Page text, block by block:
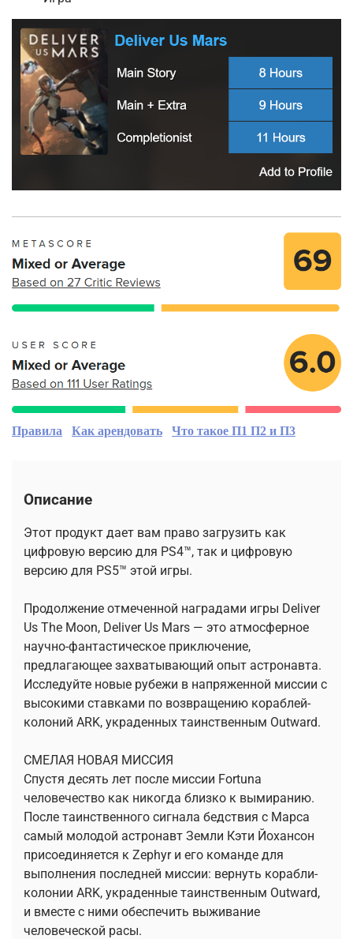
Правила Как арендовать Что такое П1 П2 и П3
Описание
Этот продукт дает вам право загрузить как
цифровую версию для PS4™, так и цифровую
версию для PS5™ этой игры.
Продолжение отмеченной наградами игры Deliver
Us The Moon, Deliver Us Mars — это атмосферное
научно-фантастическое приключение,
предлагающее захватывающий опыт астронавта.
Исследуйте новые рубежи в напряженной миссии с
высокими ставками по возвращению кораблей-
колоний ARK, украденных таинственным Outward.
СМЕЛАЯ НОВАЯ МИССИЯ
Спустя десять лет после миссии Fortuna
человечество как никогда близко к вымиранию.
После таинственного сигнала бедствия с Марса
самый молодой астронавт Земли Кэти Йохансон
присоединяется к Zephyr и его команде для
выполнения последней миссии: вернуть корабли-
колонии ARK, украденные таинственным Outward,
и вместе с ними обеспечить выживание
человеческой расы.